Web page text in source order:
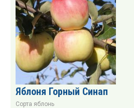
Яблоня Горный Синап
Сорта яблонь